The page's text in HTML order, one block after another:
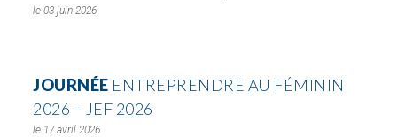
03 juin 2026
JOURNÉE ENTREPRENDRE AU FÉMININ
2026 – JEF 2026
17 avril 2026